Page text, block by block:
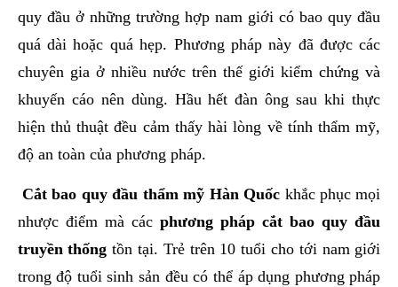
quy đầu ở những trường hợp nam giới có bao quy đầu
quá dài hoặc quá hẹp. Phương pháp này đã được các
chuyên gia ở nhiều nước trên thế giới kiểm chứng và
khuyến cáo nên dùng. Hầu hết đàn ông sau khi thực
hiện thủ thuật đều cảm thấy hài lòng về tính thẩm mỹ,
độ an toàn của phương pháp.
Cắt bao quy đầu thẩm mỹ Hàn Quốc khắc phục mọi
nhược điểm mà các phương pháp cắt bao quy đầu
truyền thống tồn tại. Trẻ trên 10 tuổi cho tới nam giới
trong độ tuổi sinh sản đều có thể áp dụng phương pháp